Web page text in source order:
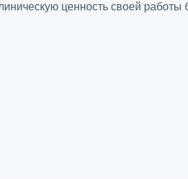
ценность своей работы